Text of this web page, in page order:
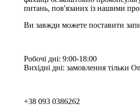
питань, пов'язаних із нашими
Ви завжди можете поставити
Робочі дні: 9:00-18:00
Вихідні дні: замовлення тільки
+38 093 0386262